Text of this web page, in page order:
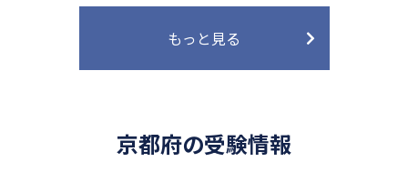
もっと見る
京都府の受験情報